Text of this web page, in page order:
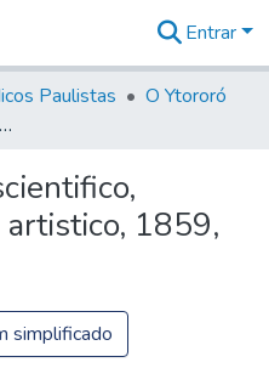
Entrar
Paulistas
O Ytororó
O Ytororó : jornal scientifico, politico, litterario e artistico, 1859, Anno I, n. 07
1859,
simplificado